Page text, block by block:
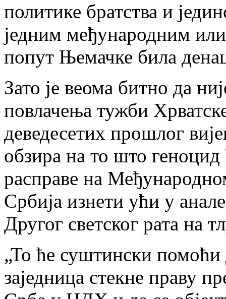
политике братства и
једним међународним
попут Њемачке била
Зато је веома битно да
повлачења тужби
деведесетих прошлог
обзира на то што
расправе на
Србија изнети ући у
Другог светског рата на
„То ће суштински
заједница стекне праву